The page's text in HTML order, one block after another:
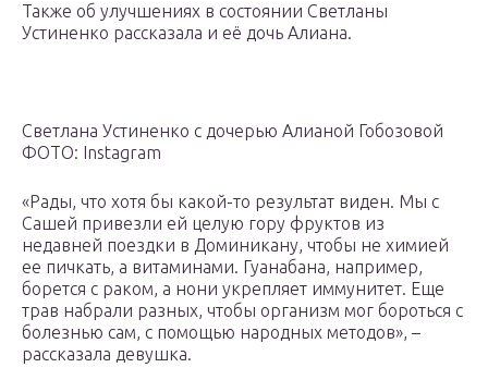
Также об улучшениях в состоянии Светланы
Устиненко рассказала и её дочь Алиана.
Светлана Устиненко с дочерью Алианой Гобозовой
ФОТО: Instagram
«Рады, что хотя бы какой-то результат виден. Мы с
Сашей привезли ей целую гору фруктов из
недавней поездки в Доминикану, чтобы не химией
ее пичкать, а витаминами. Гуанабана, например,
борется с раком, а нони укрепляет иммунитет. Еще
трав набрали разных, чтобы организм мог бороться с
болезнью сам, с помощью народных методов», –
рассказала девушка.